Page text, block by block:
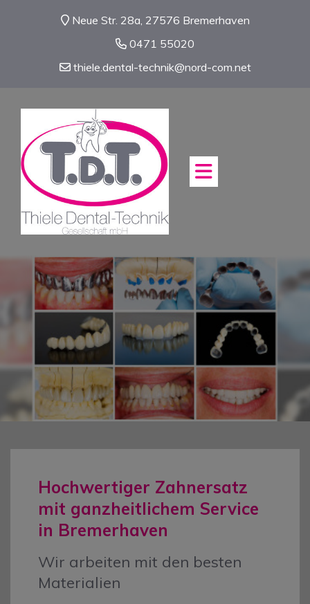
Neue Str. 28a, 27576 Bremerhaven
0471 55020
thiele.dental-technik@nord-com.net
Hochwertiger Zahnersatz
mit ganzheitlichem Service
in Bremerhaven
Wir arbeiten mit den besten
Materialien